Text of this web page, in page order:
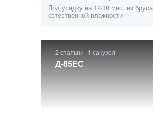
Под усадку на 12-18 мес. из бруса
естественной влажности
2 спальни 1 санузел
Д-85ЕС